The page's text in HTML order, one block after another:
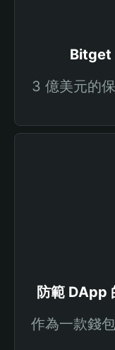
Bitget
3 億美元的
防範 DApp
作為一款錢